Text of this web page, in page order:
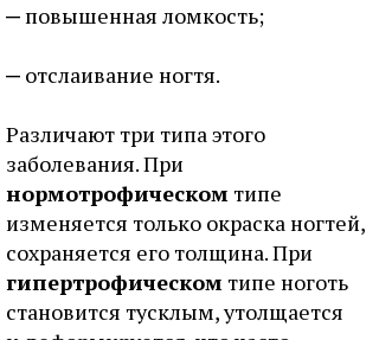
повышенная ломкость;
отслаивание ногтя.
Различают три типа этого
заболевания. При
нормотрофическомтипе
изменяется только окраска ногтей,
сохраняется его толщина. При
гипертрофическомтипе ноготь
становится тусклым, утолщается